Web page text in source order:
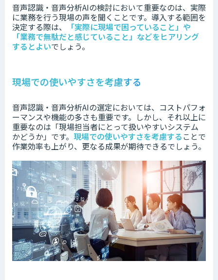
音声認識・音声分析AIの検討において重要なのは、実際
に業務を行う現場の声を聞くことです。 導入する範囲を
決定する際は、
「実際に現場で困っていること」や
「業務で無駄だと感じていること」などをヒアリング
するとよいでしょう。
現場での使いやすさを考慮する
音声認識・音声分析AIの選定においては、コストパフォ
ーマンスや機能の多さも重要です。 しかし、それ以上に
重要なのは「現場担当者にとって扱いやすいシステム
かどうか」です。 現場での使いやすさを考慮する ことで
作業効率も上がり、更なる成果が期待できるでしょう。